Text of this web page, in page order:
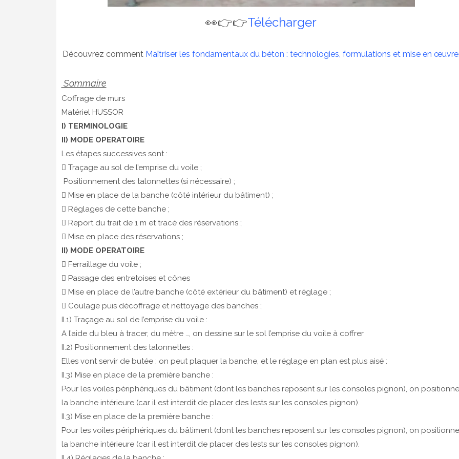
👀👉👉Télécharger
Découvrez comment Maîtriser les fondamentaux du béton : technologies, formulations et mise en
Sommaire
Coffrage de murs
Matériel HUSSOR
I) TERMINOLOGIE
II) MODE OPERATOIRE
Les étapes successives sont :
 Traçage au sol de l’emprise du voile ;
Positionnement des talonnettes (si nécessaire) ;
 Mise en place de la banche (côté intérieur du bâtiment) ;
 Réglages de cette banche ;
 Report du trait de 1 m et tracé des réservations ;
 Mise en place des réservations ;
II) MODE OPERATOIRE
 Ferraillage du voile ;
 Passage des entretoises et cônes
 Mise en place de l’autre banche (côté extérieur du bâtiment) et réglage ;
 Coulage puis décoffrage et nettoyage des banches ;
II.1) Traçage au sol de l’emprise du voile :
A l’aide du bleu à tracer, du mètre …, on dessine sur le sol l’emprise du voile à coffrer
II.2) Positionnement des talonnettes :
Elles vont servir de butée : on peut plaquer la banche, et le réglage en plan est plus aisé :
II.3) Mise en place de la première banche :
Pour les voiles périphériques du bâtiment (dont les banches reposent sur les consoles pignon), on positionne
la banche intérieure (car il est interdit de placer des lests sur les consoles pignon).
II.3) Mise en place de la première banche :
Pour les voiles périphériques du bâtiment (dont les banches reposent sur les consoles pignon), on positionne
la banche intérieure (car il est interdit de placer des lests sur les consoles pignon).